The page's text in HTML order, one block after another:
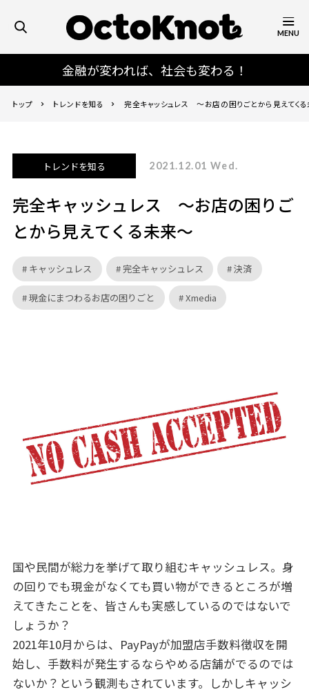
金融が変われば、社会も変わる！
MENU
トップ トレンドを知る 完全キャッシュレス ～お店の困りごとから見えてく
トレンドを知る 2021.12.01 Wed.
完全キャッシュレス ～お店の困りご
とから見えてくる未来～
キャッシュレス 完全キャッシュレス 決済
現金にまつわるお店の困りごと Xmedia
国や民間が総力を挙げて取り組むキャッシュレス。身
の回りでも現金がなくても買い物ができるところが増
えてきたことを、皆さんも実感しているのではないで
しょうか？
2021年10月からは、PayPayが加盟店手数料徴収を開
始し、手数料が発生するならやめる店舗がでるのでは
ないか？という観測もされています。しかしキャッシ